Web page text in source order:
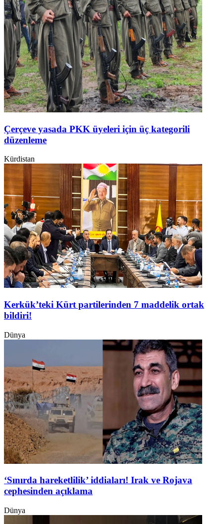
Çerçeve yasada PKK üyeleri için üç kategorili
düzenleme
Kürdistan
Kerkük’teki Kürt partilerinden 7 maddelik ortak
bildiri!
Dünya
‘Sınırda hareketlilik’ iddiaları! Irak ve Rojava
cephesinden açıklama
Dünya